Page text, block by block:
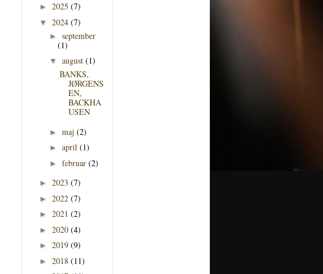
► 2025 (7)
▼ 2024 (7)
► september
(1)
▼ august (1)
BANKS,
JØRGENS
EN,
BACKHA
USEN
► maj (2)
► april (1)
► februar (2)
► 2023 (7)
► 2022 (7)
► 2021 (2)
► 2020 (4)
► 2019 (9)
► 2018 (11)